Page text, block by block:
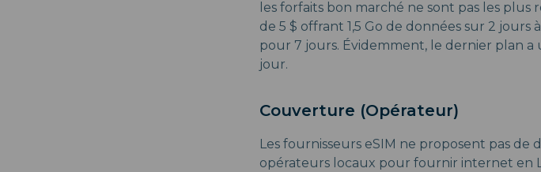
les forfaits bon marché ne sont pas les
de 5 $ offrant 1,5 Go de données sur 2
pour 7 jours. Évidemment, le dernier plan
jour.
Couverture (Opérateur)
Les fournisseurs eSIM ne proposent pas de
opérateurs locaux pour fournir internet en